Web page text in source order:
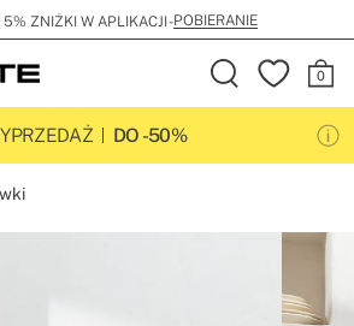
5% ZNIŻKI W APLIKACJI -POBIERANIE
DO -50%